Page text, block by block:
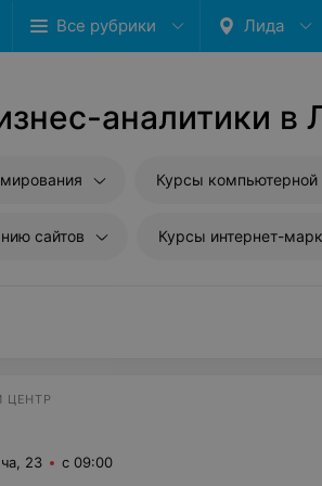
Все рубрики Лида
аналитики в
Курсы компьютерной
сайтов Курсы интернет-
ЦЕНТР
23 с 09:00